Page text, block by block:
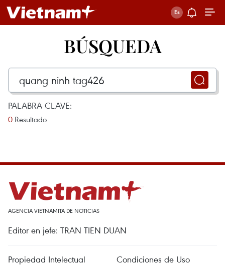
BÚSQUEDA
PALABRA CLAVE:
0 Resultado
AGENCIA VIETNAMITA DE NOTICIAS
Editor en jefe: TRAN TIEN DUAN
Propiedad Intelectual
Condiciones de Uso